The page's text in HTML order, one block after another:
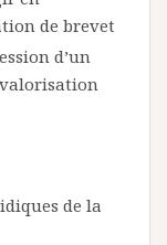
de brevet
d’un
de la